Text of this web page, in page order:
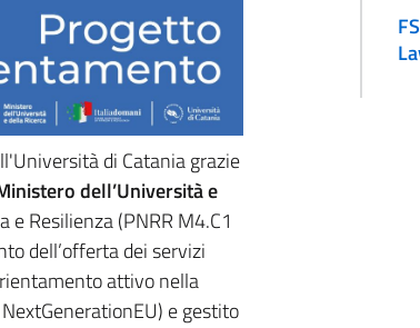
di Catania grazie
dell’Università e
Resilienza (PNRR M4.C1
dell’offerta dei servizi
attivo nella
e gestito